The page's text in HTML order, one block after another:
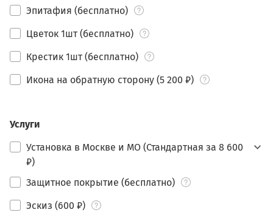
Эпитафия (бесплатно)
Цветок 1шт (бесплатно)
Крестик 1шт (бесплатно)
Икона на обратную сторону (5 200 ₽)
Услуги
Установка в Москве и МО (Стандартная за 8 600
₽)
Защитное покрытие (бесплатно)
Эскиз (600 ₽)